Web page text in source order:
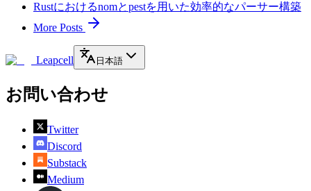
Rustにおけるnomとpestを用いた効率的なパーサー構築
More Posts
Leapcell 日本語
お問い合わせ
Twitter
Discord
Substack
Medium